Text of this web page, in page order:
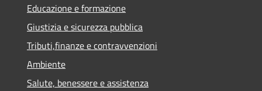
Educazione e formazione
Giustizia e sicurezza pubblica
Tributi,finanze e contravvenzioni
Ambiente
Salute, benessere e assistenza